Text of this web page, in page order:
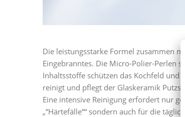
Die leistungsstarke Formel zusammen
Eingebranntes. Die Micro-Polier-Perlen
Inhaltsstoffe schützen das Kochfeld und
reinigt und pflegt der Glaskeramik
Eine intensive Reinigung erfordert nur
„“Härtefälle““ sondern auch für die